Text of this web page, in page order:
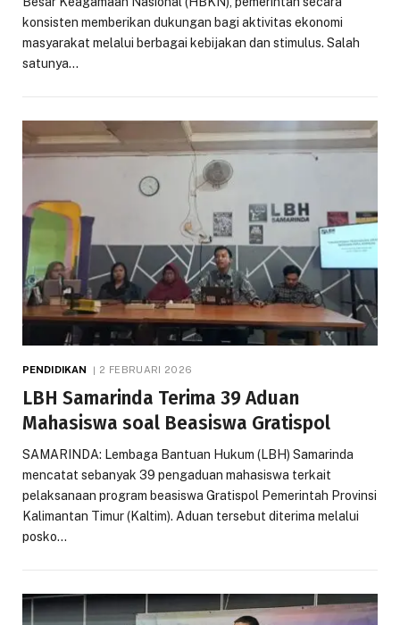
konsisten memberikan dukungan bagi aktivitas ekonomi
masyarakat melalui berbagai kebijakan dan stimulus. Salah
satunya…
PENDIDIKAN 2 FEBRUARI 2026
LBH Samarinda Terima 39 Aduan
Mahasiswa soal Beasiswa Gratispol
SAMARINDA: Lembaga Bantuan Hukum (LBH) Samarinda
mencatat sebanyak 39 pengaduan mahasiswa terkait
pelaksanaan program beasiswa Gratispol Pemerintah Provinsi
Kalimantan Timur (Kaltim). Aduan tersebut diterima melalui
posko…